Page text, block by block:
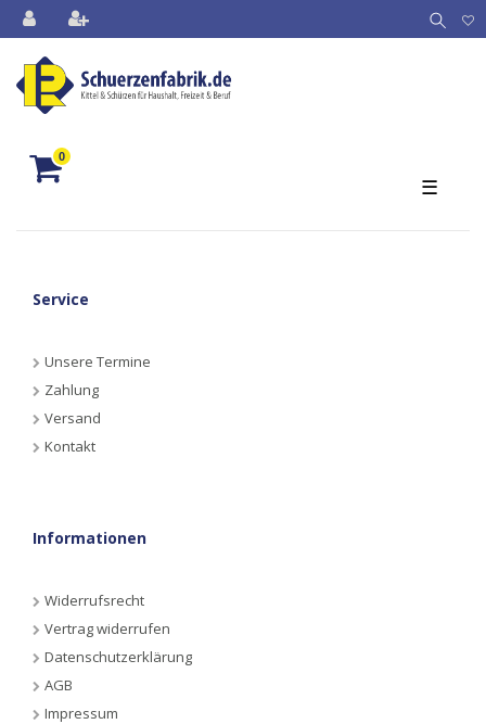
☰
0
Service
Unsere Termine
Zahlung
Versand
Kontakt
Informationen
Widerrufsrecht
Vertrag widerrufen
Datenschutzerklärung
AGB
Impressum